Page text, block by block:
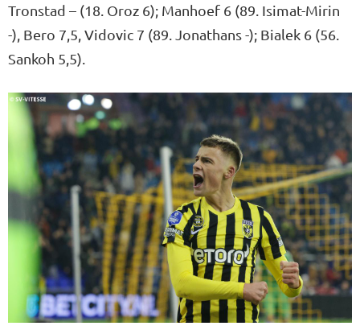
Tronstad – (18. Oroz 6); Manhoef 6 (89. Isimat-Mirin
-), Bero 7,5, Vidovic 7 (89. Jonathans -); Bialek 6 (56.
Sankoh 5,5).